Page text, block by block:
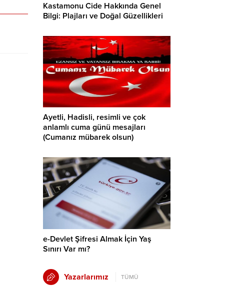
Kastamonu Cide Hakkında Genel
Bilgi: Plajları ve Doğal Güzellikleri
Ayetli, Hadisli, resimli ve çok
anlamlı cuma günü mesajları
(Cumanız mübarek olsun)
e-Devlet Şifresi Almak İçin Yaş
Sınırı Var mı?
Yazarlarımız TÜMÜ